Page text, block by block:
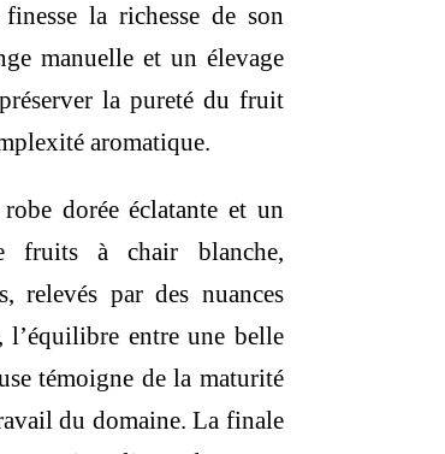
la richesse de son
manuelle et un élevage
la pureté du fruit
aromatique.
dorée éclatante et un
fruits à chair blanche,
relevés par des nuances
l’équilibre entre une belle
témoigne de la maturité
du domaine. La finale